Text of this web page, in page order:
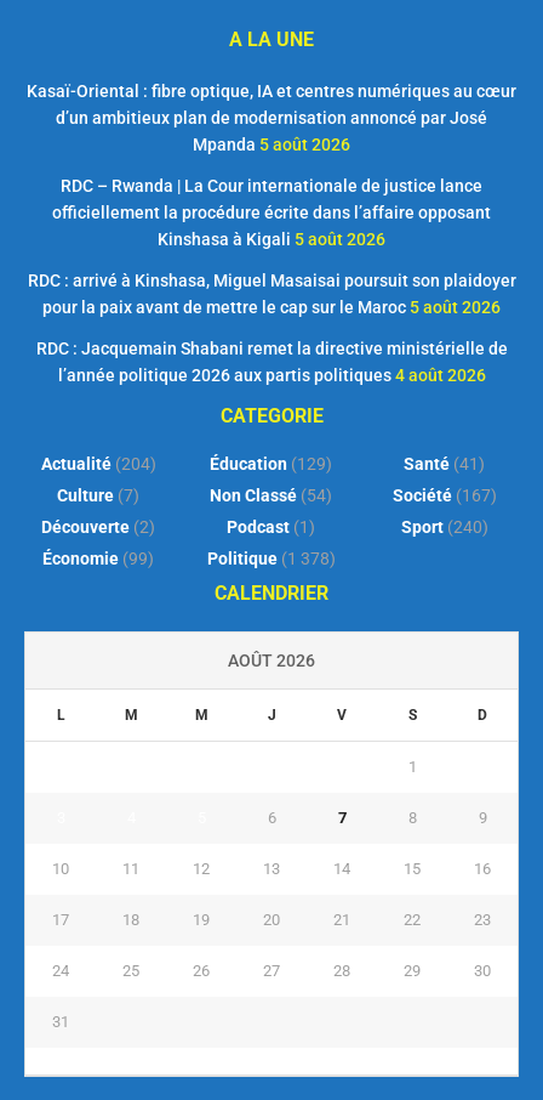
A LA UNE
Kasaï-Oriental : fibre optique, IA et centres numériques au cœur
d’un ambitieux plan de modernisation annoncé par José
Mpanda 5 août 2026
RDC – Rwanda | La Cour internationale de justice lance
officiellement la procédure écrite dans l’affaire opposant
Kinshasa à Kigali 5 août 2026
RDC : arrivé à Kinshasa, Miguel Masaisai poursuit son plaidoyer
pour la paix avant de mettre le cap sur le Maroc 5 août 2026
RDC : Jacquemain Shabani remet la directive ministérielle de
l’année politique 2026 aux partis politiques 4 août 2026
CATEGORIE
Actualité(204)
Culture (7)
Découverte (2)
Économie (99)
Éducation (129)
Non Classé (54)
Podcast (1)
Politique(1 378)
Santé (41)
Société(167)
Sport(240)
CALENDRIER
AOÛT 2026
L M M J V S D
1
6 7 8 9
10 11 12 13 14 15 16
17 18 19 20 21 22 23
24 25 26 27 28 29 30
31